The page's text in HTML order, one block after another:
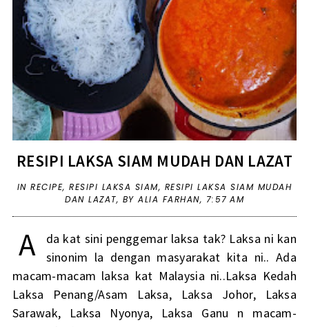
RESIPI LAKSA SIAM MUDAH DAN LAZAT
INRECIPE,RESIPI LAKSA SIAM, RESIPI LAKSA SIAM MUDAH
DAN LAZAT, BY ALIA FARHAN, 7:57 AM
A
da kat sini penggemar laksa tak? Laksa ni kan
sinonim la dengan masyarakat kita ni.. Ada
macam-macam laksa kat Malaysia ni..Laksa Kedah
Laksa Penang/Asam Laksa, Laksa Johor, Laksa
Sarawak, Laksa Nyonya, Laksa Ganu n macam-